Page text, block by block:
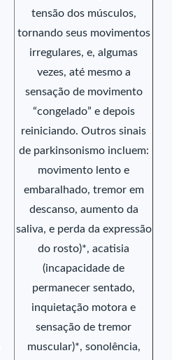
tensão dos músculos,
tornando seus movimentos
irregulares, e, algumas
vezes, até mesmo a
sensação de movimento
“congelado” e depois
reiniciando. Outros sinais
de parkinsonismo incluem:
movimento lento e
embaralhado, tremor em
descanso, aumento da
saliva, e perda da expressão
do rosto)*, acatisia
(incapacidade de
permanecer sentado,
inquietação motora e
sensação de tremor
muscular)*, sonolência,